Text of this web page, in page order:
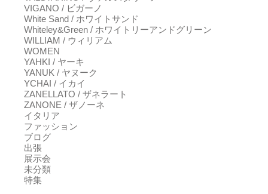
VIGANO / ビガーノ
White Sand / ホワイトサンド
Whiteley&Green / ホワイトリーアンドグリーン
WILLIAM / ウィリアム
WOMEN
YAHKI / ヤーキ
YANUK / ヤヌーク
YCHAI / イカイ
ZANELLATO / ザネラート
ZANONE / ザノーネ
イタリア
ファッション
ブログ
出張
展示会
未分類
特集